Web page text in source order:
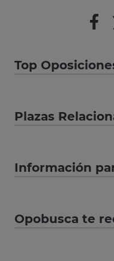
Top
Plazas
Información
Opobusca te